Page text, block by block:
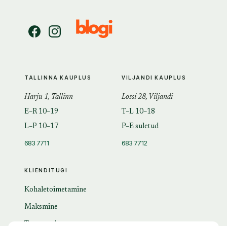
KLIENDITUGI
Kohaletoimetamine
Maksmine
TALLINNA KAUPLUS
Harju 1, Tallinn
E–R 10–19
L–P 10–17
683 7711
VILJANDI KAUPLUS
Lossi 28, Viljandi
T–L 10–18
P–E suletud
683 7712